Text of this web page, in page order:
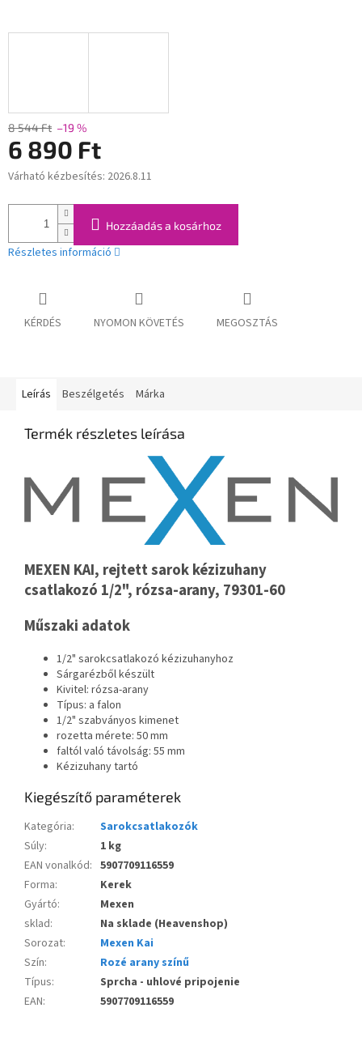
8 544 Ft –19 %
6 890 Ft
Egységár:
Várható kézbesítés: 2026.8.11
Hozzáadás a kosárhoz
Részletes információ
KÉRDÉS NYOMON KÖVETÉS MEGOSZTÁS
Leírás Beszélgetés Márka
Termék részletes leírása
MEXEN KAI, rejtett sarok kézizuhany
csatlakozó 1/2", rózsa-arany, 79301-60
Műszaki adatok
1/2" sarokcsatlakozó kézizuhanyhoz
Sárgarézből készült
Kivitel: rózsa-arany
Típus: a falon
1/2" szabványos kimenet
rozetta mérete: 50 mm
faltól való távolság: 55 mm
Kézizuhany tartó
Kiegészítő paraméterek
Kategória:
Sarokcsatlakozók
Súly:
1 kg
EAN vonalkód: 5907709116559
Forma:
Kerek
Gyártó:
Mexen
sklad:
Na sklade (Heavenshop)
Sorozat:
Mexen Kai
Szín:
Rozé arany színű
Típus:
Sprcha - uhlové pripojenie
EAN: 5907709116559